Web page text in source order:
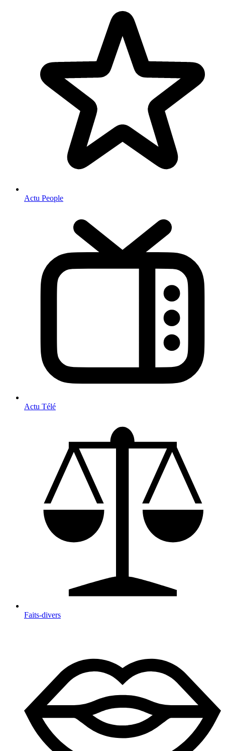
Actu People
Actu Télé
Faits-divers